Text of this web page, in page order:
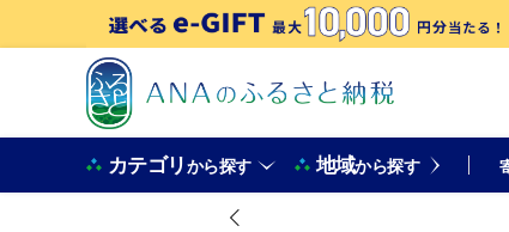
カテゴリから探す 地域から探す